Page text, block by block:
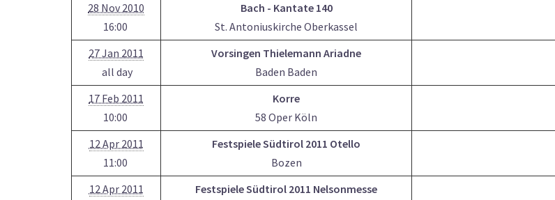
28 Nov 2010
16:00
Bach - Kantate 140
St. Antoniuskirche Oberkassel
27 Jan 2011
all day
Vorsingen Thielemann Ariadne
Baden Baden
17 Feb 2011
10:00
Korre
58 Oper Köln
12 Apr 2011
11:00
Festspiele Südtirol 2011 Otello
Bozen
12 Apr 2011
Festspiele Südtirol 2011 Nelsonmesse